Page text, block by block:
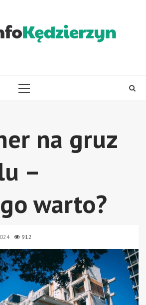
PRIMARY
na gruz
–
warto?
912